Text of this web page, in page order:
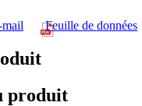
Feuille de données
produit